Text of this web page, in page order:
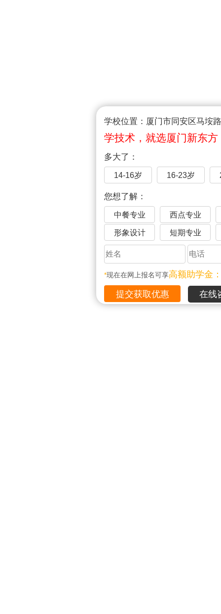
学校位置：厦门市同安区马垵
学技术，就选厦门新东方
多大了：
14-16岁 16-23岁
您想了解：
中餐专业 西点专业
形象设计 短期专业
*现在在网上报名可享高额助学金
在线